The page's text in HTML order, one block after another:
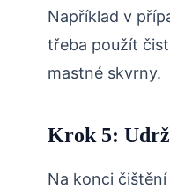
Například v
třeba použít
mastné skvrny.
Krok 5:
Na konci